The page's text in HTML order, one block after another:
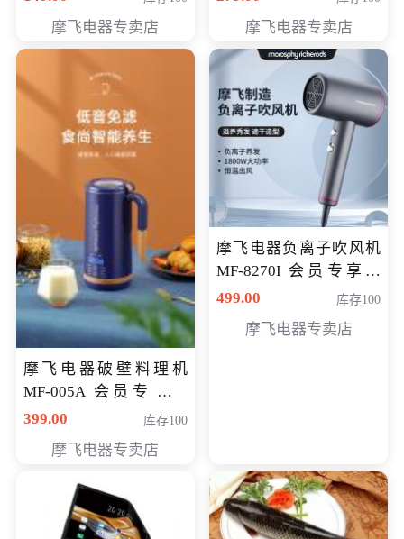
摩飞电器专卖店 摩飞电器专卖店
摩飞电器破壁料理机
MF-005A 会员专享价
198元
399.00 库存100
摩飞电器专卖店
摩飞电器负离子吹风机
MF-8270I 会员专享价
369元
499.00 库存100
摩飞电器专卖店